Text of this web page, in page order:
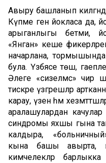
Авыру башланып
Күпме генә йокласа да,
арыганлыгы бетми,
«Янган» кеше
начарлана,
була. Үзбәясе төшә,
Әлеге «сизелмәс»
тискәре үзгәрешләр
карау, үзен һәм
аралашулардан
синдромы яхшы гына
калдыра,
кына башы авырта,
кимчелекләр